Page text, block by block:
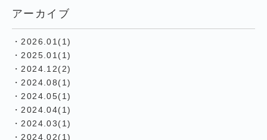
アーカイブ
・2026.01(1)
・2025.01(1)
・2024.12(2)
・2024.08(1)
・2024.05(1)
・2024.04(1)
・2024.03(1)
・2024.02(1)